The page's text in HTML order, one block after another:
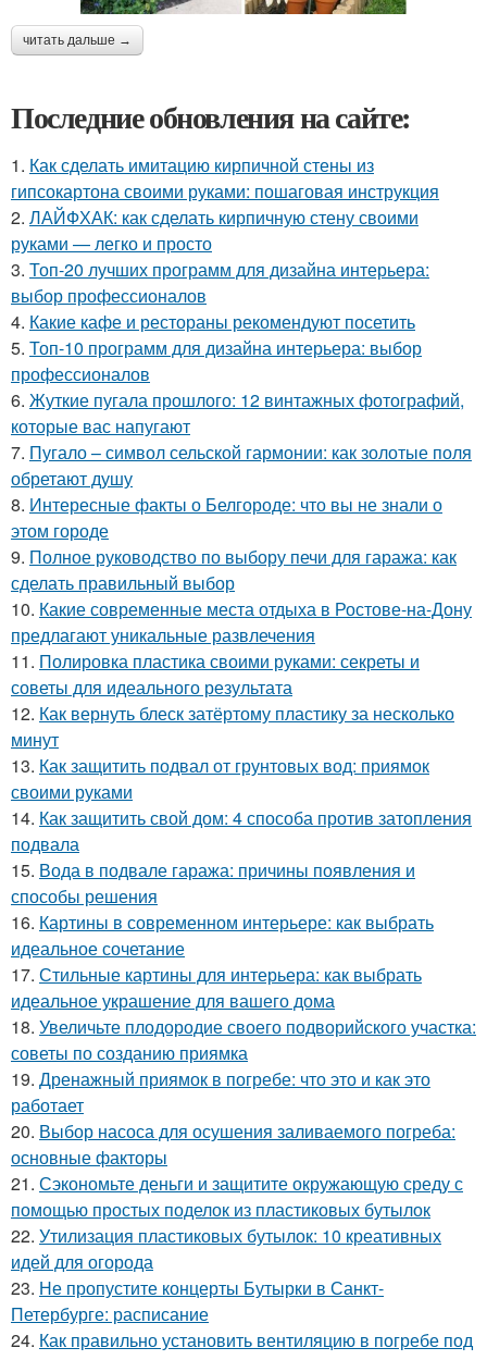
читать дальше →
Последние обновления на сайте:
1. Как сделать имитацию кирпичной стены из
гипсокартона своими руками: пошаговая инструкция
2. ЛАЙФХАК: как сделать кирпичную стену своими
руками — легко и просто
3. Топ-20 лучших программ для дизайна интерьера:
выбор профессионалов
4. Какие кафе и рестораны рекомендуют посетить
5. Топ-10 программ для дизайна интерьера: выбор
профессионалов
6. Жуткие пугала прошлого: 12 винтажных фотографий,
которые вас напугают
7. Пугало – символ сельской гармонии: как золотые поля
обретают душу
8. Интересные факты о Белгороде: что вы не знали о
этом городе
9. Полное руководство по выбору печи для гаража: как
сделать правильный выбор
10. Какие современные места отдыха в Ростове-на-Дону
предлагают уникальные развлечения
11. Полировка пластика своими руками: секреты и
советы для идеального результата
12. Как вернуть блеск затёртому пластику за несколько
минут
13. Как защитить подвал от грунтовых вод: приямок
своими руками
14. Как защитить свой дом: 4 способа против затопления
подвала
15. Вода в подвале гаража: причины появления и
способы решения
16. Картины в современном интерьере: как выбрать
идеальное сочетание
17. Стильные картины для интерьера: как выбрать
идеальное украшение для вашего дома
18. Увеличьте плодородие своего подворийского участка:
советы по созданию приямка
19. Дренажный приямок в погребе: что это и как это
работает
20. Выбор насоса для осушения заливаемого погреба:
основные факторы
21. Сэкономьте деньги и защитите окружающую среду с
помощью простых поделок из пластиковых бутылок
22. Утилизация пластиковых бутылок: 10 креативных
идей для огорода
23. Не пропустите концерты Бутырки в Санкт-
Петербурге: расписание
24. Как правильно установить вентиляцию в погребе под